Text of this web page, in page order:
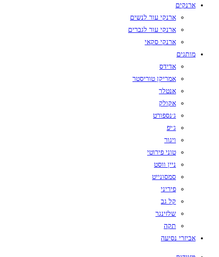
ארנקים
ארנקי עור לנשים
ארנקי עור לגברים
ארנקי סקאי
מותגים
אדידס
אמריקן טוריסטר
אנטלר
אקולק
ג׳נספורט
ג׳יפ
ויגור
טוני פירוטי
ניין ווסט
סמסונייט
פיריני
קל גב
שלזינגר
תקה
אביזרי נסיעה